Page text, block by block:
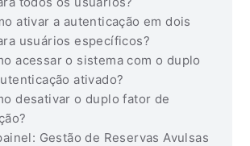
ativar a autenticação em dois
usuários específicos?
acessar o sistema com o duplo
ativado?
desativar o duplo fator de
Gestão de Reservas Avulsas